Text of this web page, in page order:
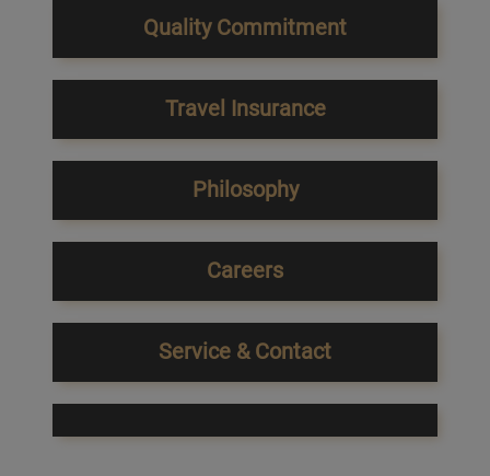
Quality Commitment
Travel Insurance
Philosophy
Careers
Service & Contact